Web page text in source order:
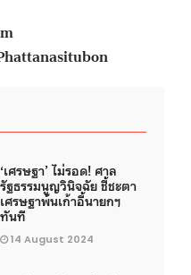
‘เศรษฐา’ ไม่รอด! ศาล
รัฐธรรมนูญวินิจฉัย ชี้ชะตา
เศรษฐาพ้นเก้าอี้นายกฯ
ทันที
14 August 2024